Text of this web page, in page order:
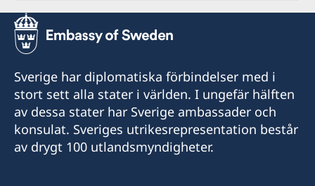
Sverige har diplomatiska förbindelser med i
stort sett alla stater i världen. I ungefär hälften
av dessa stater har Sverige ambassader och
konsulat. Sveriges utrikesrepresentation består
av drygt 100 utlandsmyndigheter.